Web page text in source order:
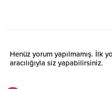
Henüz yorum yapılmamış. İlk
aracılığıyla siz yapabilirsiniz.